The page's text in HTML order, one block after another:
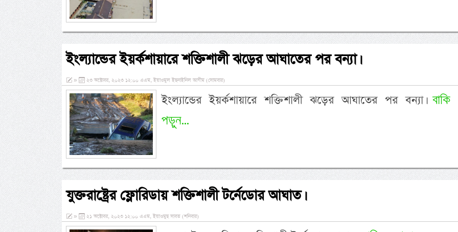
ইংল্যান্ডের ইয়র্কশায়ারে শক্তিশালী ঝড়ের আঘাতের পর বন্যা।
» ২৩ অক্টোবর, ২০২৩ ১২:০০ এএম, ইয়াওমুল ইছনাইনিল আযীম (সোমবার)
ইংল্যান্ডের ইয়র্কশায়ারে শক্তিশালী ঝড়ের আঘাতের পর বন্যা।
পড়ুন...
যুক্তরাষ্ট্রের ফ্লোরিডায় শক্তিশালী টর্নেডোর আঘাত।
» ২১ অক্টোবর, ২০২৩ ১২:০০ এএম, ইয়াওমুছ সাবত (শনিবার)